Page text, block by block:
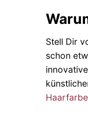
Stell Dir
schon
Haarfarbe